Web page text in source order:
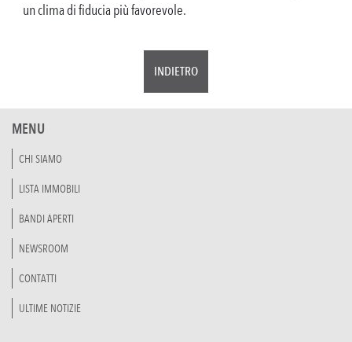
un clima di fiducia più favorevole.
INDIETRO
MENU
CHI SIAMO
LISTA IMMOBILI
BANDI APERTI
NEWSROOM
CONTATTI
ULTIME NOTIZIE